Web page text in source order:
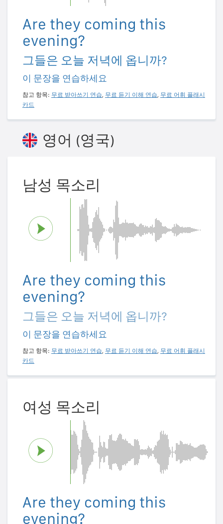
Are they coming this
evening?
그들은 오늘 저녁에 옵니까?
이 문장을 연습하세요
참고 항목: 무료 받아쓰기 연습, 무료 듣기 이해 연습, 무료 어휘 플래시
카드
영어 (영국)
남성 목소리
Are they coming this
evening?
그들은 오늘 저녁에 옵니까?
이 문장을 연습하세요
참고 항목: 무료 받아쓰기 연습, 무료 듣기 이해 연습, 무료 어휘 플래시
카드
여성 목소리
Are they coming this
evening?